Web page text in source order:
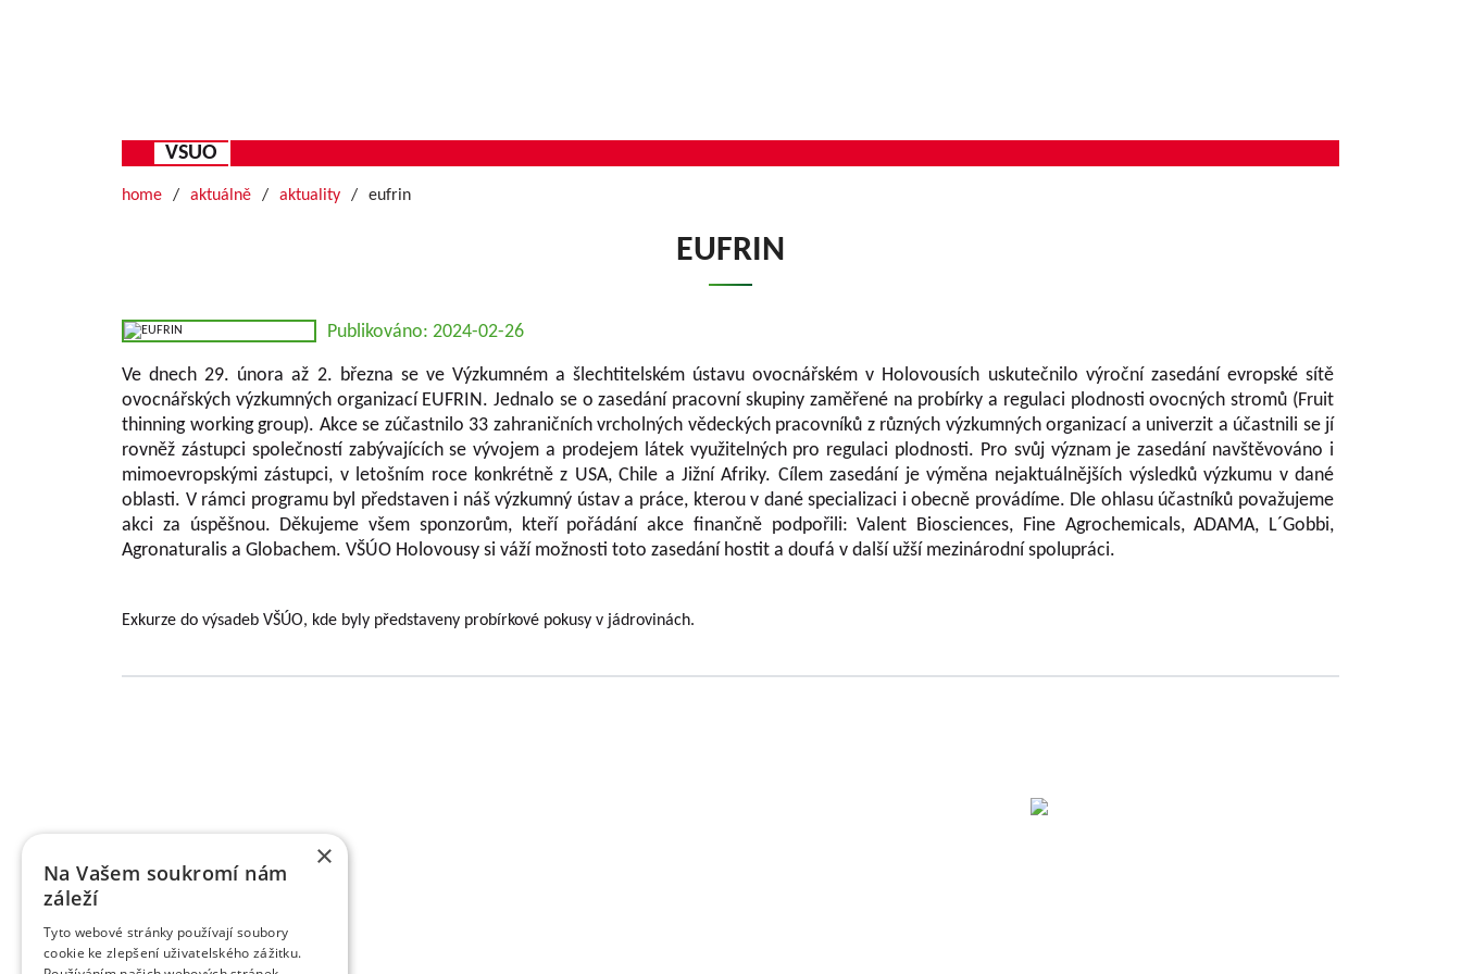
VSUO
home aktuálně aktuality eufrin
EUFRIN
Publikováno: 2024-02-26
Ve dnech 29. února až 2. března se ve Výzkumném a šlechtitelském ústavu ovocnářském v Holovousích uskutečnilo výroční zasedání evropské sítě
ovocnářských výzkumných organizací EUFRIN. Jednalo se o zasedání pracovní skupiny zaměřené na probírky a regulaci plodnosti ovocných stromů (Fruit
thinning working group). Akce se zúčastnilo 33 zahraničních vrcholných vědeckých pracovníků z různých výzkumných organizací a univerzit a účastnili se jí
rovněž zástupci společností zabývajících se vývojem a prodejem látek využitelných pro regulaci plodnosti. Pro svůj význam je zasedání navštěvováno i
mimoevropskými zástupci, v letošním roce konkrétně z USA, Chile a Jižní Afriky. Cílem zasedání je výměna nejaktuálnějších výsledků výzkumu v dané
oblasti. V rámci programu byl představen i náš výzkumný ústav a práce, kterou v dané specializaci i obecně provádíme. Dle ohlasu účastníků považujeme
akci za úspěšnou. Děkujeme všem sponzorům, kteří pořádání akce finančně podpořili: Valent Biosciences, Fine Agrochemicals, ADAMA, L´Gobbi,
Agronaturalis a Globachem. VŠÚO Holovousy si váží možnosti toto zasedání hostit a doufá v další užší mezinárodní spolupráci.
Exkurze do výsadeb VŠÚO, kde byly představeny probírkové pokusy v jádrovinách.
of fruit growing and the breeding of fruit crops continuously for almost seven decades. The
research activity of the institute includes practically all fruit crops that are grown on the
territory of the Czech Republic as market cultures. As part of the solution of research projects
submitted to the Register of Results Information. These are both results of a publishing nature
and applied results. Researchers and scientists publish research results in impacted, peer-
×
Na Vašem soukromí nám
záleží
Tyto webové stránky používají soubory
cookie ke zlepšení uživatelského zážitku.